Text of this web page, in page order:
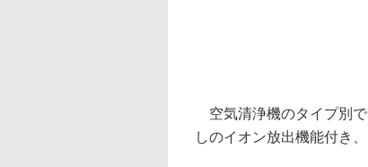
空気清浄機のタイプ別
しのイオン放出機能付き